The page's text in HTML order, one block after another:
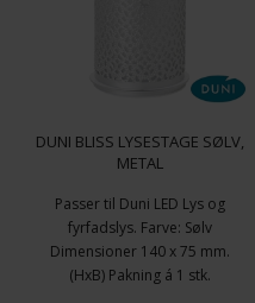
DUNI BLISS LYSESTAGE SØLV,
METAL
Passer til Duni LED Lys og
fyrfadslys. Farve: Sølv
Dimensioner 140 x 75 mm.
(HxB) Pakning á 1 stk.